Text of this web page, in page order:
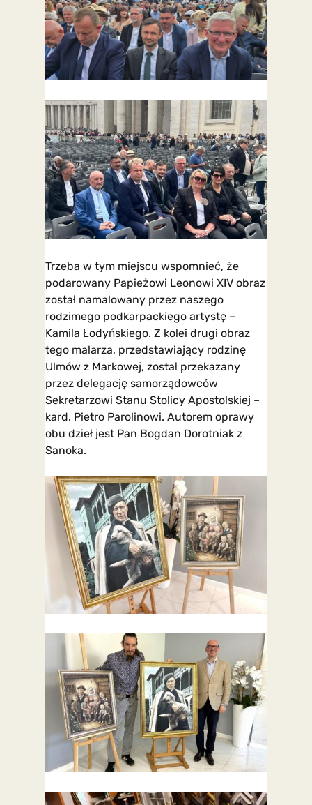
Trzeba w tym miejscu wspomnieć, że
podarowany Papieżowi Leonowi XIV obraz
został namalowany przez naszego
rodzimego podkarpackiego artystę –
Kamila Łodyńskiego. Z kolei drugi obraz
tego malarza, przedstawiający rodzinę
Ulmów z Markowej, został przekazany
przez delegację samorządowców
Sekretarzowi Stanu Stolicy Apostolskiej –
kard. Pietro Parolinowi. Autorem oprawy
obu dzieł jest Pan Bogdan Dorotniak z
Sanoka.